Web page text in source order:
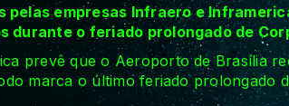
pelas empresas Infraero e
durante o feriado prolongado de
prevê que o Aeroporto de Brasília
marca o último feriado prolongado